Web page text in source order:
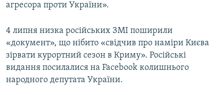
агресора проти України».
4 липня низка російських ЗМІ поширили
«документ», що нібито «свідчив про наміри Києва
зірвати курортний сезон в Криму». Російські
видання посилалися на Facebook колишнього
народного депутата України.